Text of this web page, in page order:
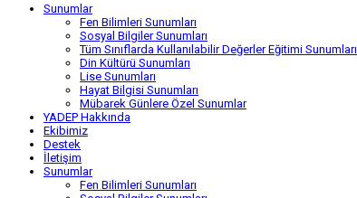
Sunumlar
Fen Bilimleri Sunumları
Sosyal Bilgiler Sunumları
Tüm Sınıflarda Kullanılabilir Değerler Eğitimi Sunumları
Din Kültürü Sunumları
Lise Sunumları
Hayat Bilgisi Sunumları
Mübarek Günlere Özel Sunumlar
YADEP Hakkında
Ekibimiz
Destek
İletişim
Sunumlar
Fen Bilimleri Sunumları